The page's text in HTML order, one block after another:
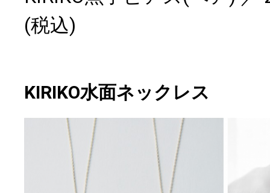
(税込)
KIRIKO水面ネックレス